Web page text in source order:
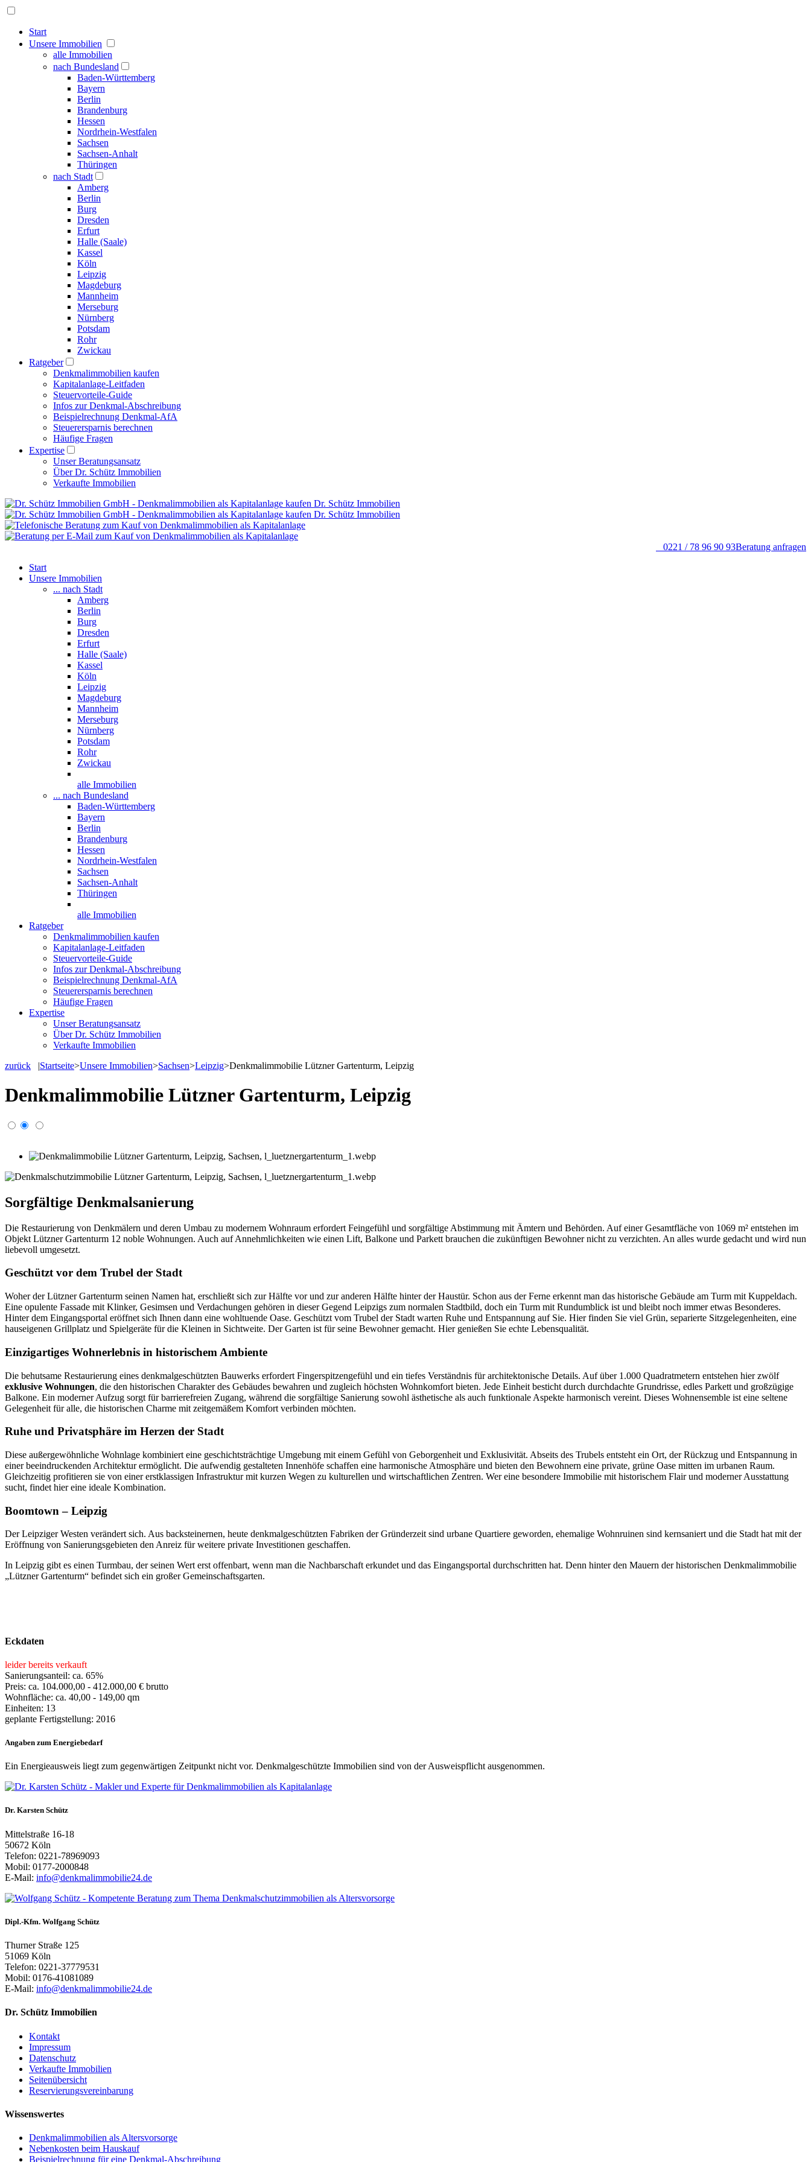
Start
Unsere Immobilien
alle Immobilien
nach Bundesland
Baden-Württemberg
Bayern
Berlin
Brandenburg
Hessen
Nordrhein-Westfalen
Sachsen
Sachsen-Anhalt
Thüringen
nach Stadt
Amberg
Berlin
Burg
Dresden
Erfurt
Halle (Saale)
Kassel
Köln
Leipzig
Magdeburg
Mannheim
Merseburg
Nürnberg
Potsdam
Rohr
Zwickau
Ratgeber
Denkmalimmobilien kaufen
Kapitalanlage-Leitfaden
Steuervorteile-Guide
Infos zur Denkmal-Abschreibung
Beispielrechnung Denkmal-AfA
Steuerersparnis berechnen
Häufige Fragen
Expertise
Unser Beratungsansatz
Über Dr. Schütz Immobilien
Verkaufte Immobilien
Dr. Schütz Immobilien
Dr. Schütz Immobilien
0221 / 78 96 90 93Beratung anfragen
Start
Unsere Immobilien
... nach Stadt
Amberg
Berlin
Burg
Dresden
Erfurt
Halle (Saale)
Kassel
Köln
Leipzig
Magdeburg
Mannheim
Merseburg
Nürnberg
Potsdam
Rohr
Zwickau
alle Immobilien
... nach Bundesland
Baden-Württemberg
Bayern
Berlin
Brandenburg
Hessen
Nordrhein-Westfalen
Sachsen
Sachsen-Anhalt
Thüringen
alle Immobilien
Ratgeber
Denkmalimmobilien kaufen
Kapitalanlage-Leitfaden
Steuervorteile-Guide
Infos zur Denkmal-Abschreibung
Beispielrechnung Denkmal-AfA
Steuerersparnis berechnen
Häufige Fragen
Expertise
Unser Beratungsansatz
Über Dr. Schütz Immobilien
Verkaufte Immobilien
zurück |Startseite>Unsere Immobilien>Sachsen>Leipzig>Denkmalimmobilie Lützner Gartenturm, Leipzig
Denkmalimmobilie Lützner Gartenturm, Leipzig
Sorgfältige Denkmalsanierung
Die Restaurierung von Denkmälern und deren Umbau zu modernem Wohnraum erfordert Feingefühl und sorgfältige Abstimmung mit Ämtern und Behörden. Auf einer Gesamtfläche von 1069 m² entstehen im
Objekt Lützner Gartenturm 12 noble Wohnungen. Auch auf Annehmlichkeiten wie einen Lift, Balkone und Parkett brauchen die zukünftigen Bewohner nicht zu verzichten. An alles wurde gedacht und wird nun
liebevoll umgesetzt.
Geschützt vor dem Trubel der Stadt
Woher der Lützner Gartenturm seinen Namen hat, erschließt sich zur Hälfte vor und zur anderen Hälfte hinter der Haustür. Schon aus der Ferne erkennt man das historische Gebäude am Turm mit Kuppeldach.
Eine opulente Fassade mit Klinker, Gesimsen und Verdachungen gehören in dieser Gegend Leipzigs zum normalen Stadtbild, doch ein Turm mit Rundumblick ist und bleibt noch immer etwas Besonderes.
Hinter dem Eingangsportal eröffnet sich Ihnen dann eine wohltuende Oase. Geschützt vom Trubel der Stadt warten Ruhe und Entspannung auf Sie. Hier finden Sie viel Grün, separierte Sitzgelegenheiten, eine
hauseigenen Grillplatz und Spielgeräte für die Kleinen in Sichtweite. Der Garten ist für seine Bewohner gemacht. Hier genießen Sie echte Lebensqualität.
Einzigartiges Wohnerlebnis in historischem Ambiente
Die behutsame Restaurierung eines denkmalgeschützten Bauwerks erfordert Fingerspitzengefühl und ein tiefes Verständnis für architektonische Details. Auf über 1.000 Quadratmetern entstehen hier zwölf
exklusive Wohnungen, die den historischen Charakter des Gebäudes bewahren und zugleich höchsten Wohnkomfort bieten. Jede Einheit besticht durch durchdachte Grundrisse, edles Parkett und großzügige
Balkone. Ein moderner Aufzug sorgt für barrierefreien Zugang, während die sorgfältige Sanierung sowohl ästhetische als auch funktionale Aspekte harmonisch vereint. Dieses Wohnensemble ist eine seltene
Gelegenheit für alle, die historischen Charme mit zeitgemäßem Komfort verbinden möchten.
Ruhe und Privatsphäre im Herzen der Stadt
Diese außergewöhnliche Wohnlage kombiniert eine geschichtsträchtige Umgebung mit einem Gefühl von Geborgenheit und Exklusivität. Abseits des Trubels entsteht ein Ort, der Rückzug und Entspannung in
einer beeindruckenden Architektur ermöglicht. Die aufwendig gestalteten Innenhöfe schaffen eine harmonische Atmosphäre und bieten den Bewohnern eine private, grüne Oase mitten im urbanen Raum.
Gleichzeitig profitieren sie von einer erstklassigen Infrastruktur mit kurzen Wegen zu kulturellen und wirtschaftlichen Zentren. Wer eine besondere Immobilie mit historischem Flair und moderner Ausstattung
sucht, findet hier eine ideale Kombination.
Boomtown – Leipzig
Der Leipziger Westen verändert sich. Aus backsteinernen, heute denkmalgeschützten Fabriken der Gründerzeit sind urbane Quartiere geworden, ehemalige Wohnruinen sind kernsaniert und die Stadt hat mit der
Eröffnung von Sanierungsgebieten den Anreiz für weitere private Investitionen geschaffen.
In Leipzig gibt es einen Turmbau, der seinen Wert erst offenbart, wenn man die Nachbarschaft erkundet und das Eingangsportal durchschritten hat. Denn hinter den Mauern der historischen Denkmalimmobilie
„Lützner Gartenturm“ befindet sich ein großer Gemeinschaftsgarten.
Eckdaten
leider bereits verkauft
Sanierungsanteil: ca. 65%
Preis: ca. 104.000,00 - 412.000,00 € brutto
Wohnfläche: ca. 40,00 - 149,00 qm
Einheiten: 13
geplante Fertigstellung: 2016
Angaben zum Energiebedarf
Ein Energieausweis liegt zum gegenwärtigen Zeitpunkt nicht vor. Denkmalgeschützte Immobilien sind von der Ausweispflicht ausgenommen.
Dr. Karsten Schütz
Mittelstraße 16-18
50672 Köln
Telefon: 0221-78969093
Mobil: 0177-2000848
E-Mail: info@denkmalimmobilie24.de
Dipl.-Kfm. Wolfgang Schütz
Thurner Straße 125
51069 Köln
Telefon: 0221-37779531
Mobil: 0176-41081089
E-Mail: info@denkmalimmobilie24.de
Dr. Schütz Immobilien
Kontakt
Impressum
Datenschutz
Verkaufte Immobilien
Seitenübersicht
Reservierungsvereinbarung
Wissenswertes
Denkmalimmobilien als Altersvorsorge
Nebenkosten beim Hauskauf
Beispielrechnung für eine Denkmal-Abschreibung